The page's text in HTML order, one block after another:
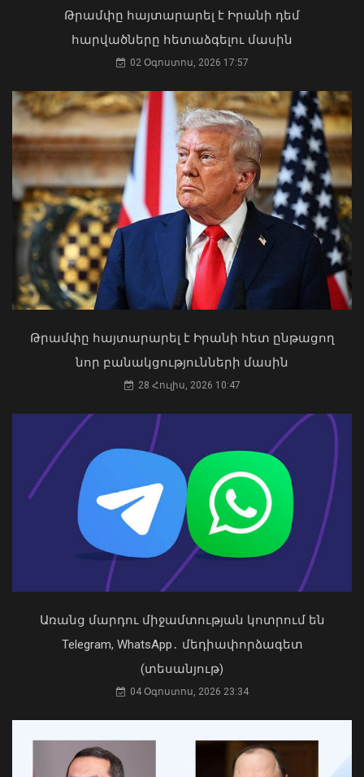
Վթարային ջրանջատում Երևանի
Կենտրոն վարչական շրջանում
09 Օգոստոս, 2026 11:43
2026 թվականի հունիսն ու հուլիսը
Եվրոպայում դարձել են
դիտարկումների պատմության
ամենաշոգ ամիսները
կանգնի, եթե հանցանք է գործել, կամ
դարձել. աստվածաբան
07 Օգոստոս, 2026 17:03
«Ուժեղ Հայաստան»-ը դեմ է
քվեարկելու ԱԺ նախագահի
պաշտոնում Ռուբեն Ռուբինյանի
03 Օգոստոս, 2026 13:13
եկել. Կոնջորյանը՝ «Հայաստան»
դաշինքի պատգամավորներին
04 Օգոստոս, 2026 15:53
Թրամփը հայտարարել է Իրանի դեմ
հարվածները հետաձգելու մասին
02 Օգոստոս, 2026 17:57
Թրամփը հայտարարել է Իրանի հետ ընթացող
նոր բանակցությունների մասին
28 Հուլիս, 2026 10:47
Առանց մարդու միջամտության կոտրում են
Telegram, WhatsApp․ մեդիափորձագետ
(տեսանյութ)
04 Օգոստոս, 2026 23:34